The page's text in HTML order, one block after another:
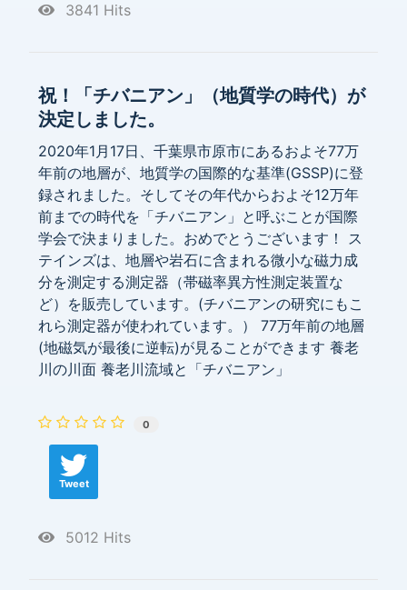
3841 Hits
祝！「チバニアン」（地質学の時代）が
決定しました。
2020年1月17日、千葉県市原市にあるおよそ77万
年前の地層が、地質学の国際的な基準(GSSP)に登
録されました。そしてその年代からおよそ12万年
前までの時代を「チバニアン」と呼ぶことが国際
学会で決まりました。おめでとうございます！ ス
テインズは、地層や岩石に含まれる微小な磁力成
分を測定する測定器（帯磁率異方性測定装置な
ど）を販売しています。(チバニアンの研究にもこ
れら測定器が使われています。） 77万年前の地層
(地磁気が最後に逆転)が見ることができます 養老
川の川面 養老川流域と「チバニアン」
0
Tweet
5012 Hits